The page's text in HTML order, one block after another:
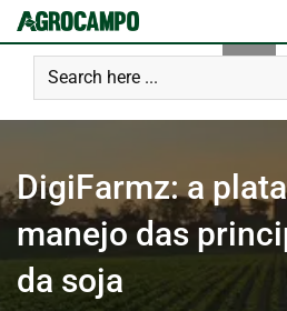
DigiFarmz: a
manejo das
da soja